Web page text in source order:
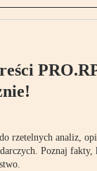
rzetelnych analiz,
Poznaj fakty,